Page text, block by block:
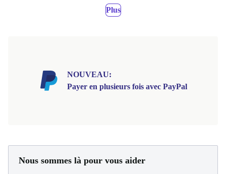
Plus
NOUVEAU:
Payer en plusieurs fois avec PayPal
Nous sommes là pour vous aider